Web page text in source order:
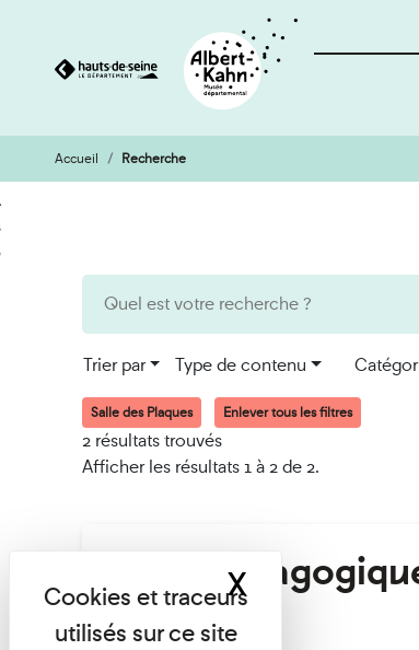
Aller
au
contenu
Aller
à
la
Accueil Recherche
Trier par Type de contenu
Salle des Plaques Enlever tous les filtres
2 résultats trouvés
Afficher les résultats 1 à 2 de 2.
Offre
Salle des Plaques
XMasquer le